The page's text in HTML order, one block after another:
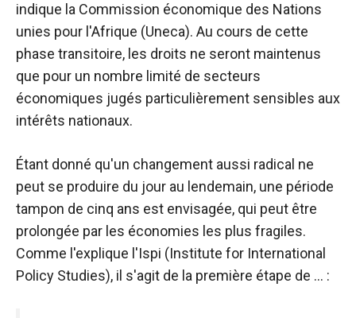
indique la Commission économique des Nations
unies pour l'Afrique (Uneca). Au cours de cette
phase transitoire, les droits ne seront maintenus
que pour un nombre limité de secteurs
économiques jugés particulièrement sensibles aux
intérêts nationaux.
Étant donné qu'un changement aussi radical ne
peut se produire du jour au lendemain, une période
tampon de cinq ans est envisagée, qui peut être
prolongée par les économies les plus fragiles.
Comme l'explique l'Ispi (Institute for International
Policy Studies), il s'agit de la première étape de ... :
Expérience
Afin que notre
site web
fonctionne au
mieux pendant
votre visite. Si
vous refusez
fonctionnalités
disparaîtront
du site web.
Marketing
En partageant